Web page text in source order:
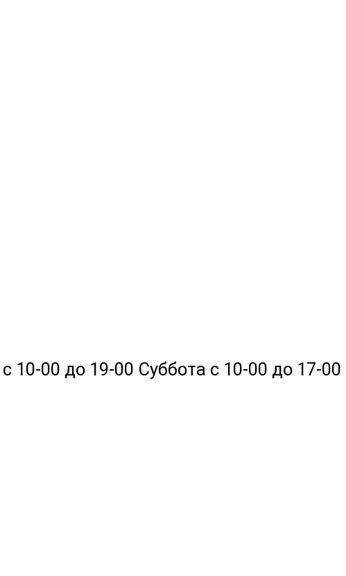
00 до 19-00 Суббота с 10-00 до 17-